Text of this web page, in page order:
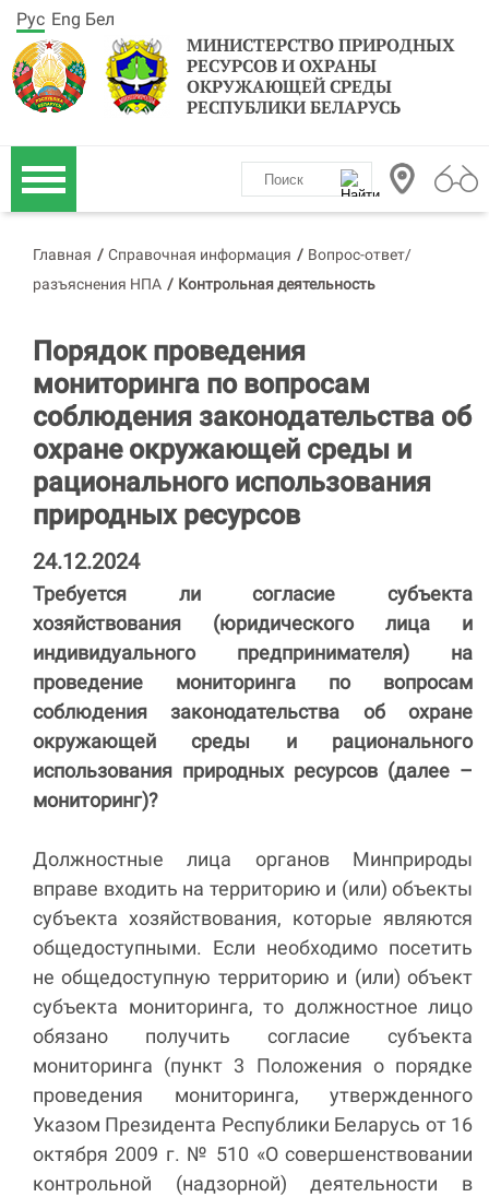
МИНИСТЕРСТВО ПРИРОДНЫХ
РЕСУРСОВ И ОХРАНЫ
ОКРУЖАЮЩЕЙ СРЕДЫ
РЕСПУБЛИКИ БЕЛАРУСЬ
Рус Eng Бел
Главная / Справочная информация / Вопрос-ответ/
разъяснения НПА / Контрольная деятельность
Порядок проведения
мониторинга по вопросам
соблюдения законодательства об
охране окружающей среды и
рационального использования
природных ресурсов
24.12.2024
Требуется ли согласие субъекта
хозяйствования (юридического лица и
индивидуального предпринимателя) на
проведение мониторинга по вопросам
соблюдения законодательства об охране
окружающей среды и рационального
использования природных ресурсов (далее –
мониторинг)?
Должностные лица органов Минприроды
вправе входить на территорию и (или) объекты
субъекта хозяйствования, которые являются
общедоступными. Если необходимо посетить
не общедоступную территорию и (или) объект
субъекта мониторинга, то должностное лицо
обязано получить согласие субъекта
мониторинга (пункт 3 Положения о порядке
проведения мониторинга, утвержденного
Указом Президента Республики Беларусь от 16
октября 2009 г. № 510 «О совершенствовании
контрольной (надзорной) деятельности в